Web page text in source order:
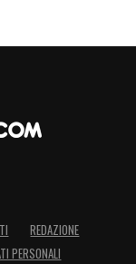
REDAZIONE
PERSONALI